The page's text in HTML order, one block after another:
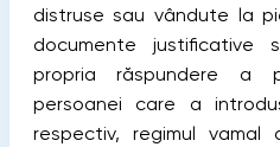
distruse sau vândute la
documente justificative
propria răspundere a
persoanei care a
respectiv, regimul vamal